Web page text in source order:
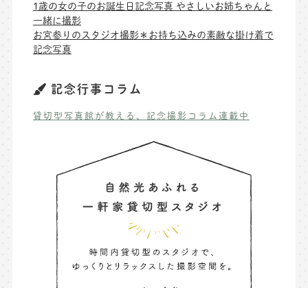
1歳の女の子のお誕生日記念写真 やさしいお姉ちゃんと
一緒に撮影
お宮参りのスタジオ撮影＊お持ち込みの素敵な掛け着で
記念写真
記念行事コラム
貸切型写真館が教える、記念撮影コラム連載中